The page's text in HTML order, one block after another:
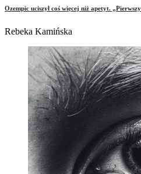
Ozempic uciszył coś więcej niż apetyt.
Rebeka Kamińska